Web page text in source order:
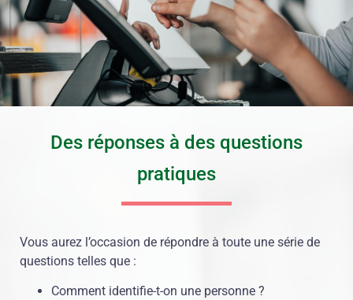
Des réponses à des questions
pratiques
Vous aurez l’occasion de répondre à toute une série de
questions telles que :
Comment identifie-t-on une personne ?